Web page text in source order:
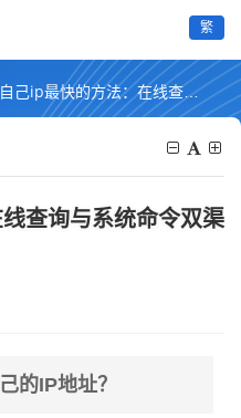
繁
ip最快的方法：在线查询与系统命令双渠道操作教程
查询与系统命令双渠
的IP地址？